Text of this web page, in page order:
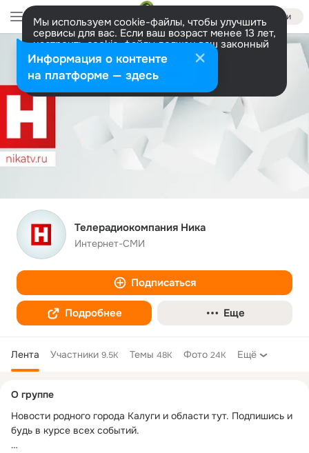
Войти
Мы используем cookie-файлы, чтобы улучшить
сервисы для вас. Если ваш возраст менее 13 лет,
настроить cookie-файлы должен ваш законный
представитель. Больше информации
Разрешить все Настроить
Телерадиокомпания Ника
Интернет-СМИ
Подписаться
Подробнее Еще
Лента Участники 9.5K Темы 48K Фото 24K Ещё
колонка
О группе
Новости родного города Калуги и области тут. Подпишись и
будь в курсе всех событий.
Информация о контенте
на платформе — здесь